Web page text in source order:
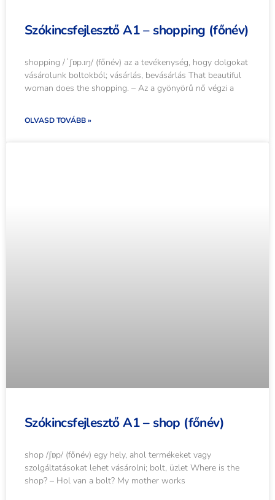
Szókincsfejlesztő A1 – shopping (főnév)
shopping /ˈʃɒp.ɪŋ/ (főnév) az a tevékenység, hogy dolgokat
vásárolunk boltokból; vásárlás, bevásárlás That beautiful
woman does the shopping. – Az a gyönyörű nő végzi a
OLVASD TOVÁBB »
Szókincsfejlesztő A1 – shop (főnév)
shop /ʃɒp/ (főnév) egy hely, ahol termékeket vagy
szolgáltatásokat lehet vásárolni; bolt, üzlet Where is the
shop? – Hol van a bolt? My mother works